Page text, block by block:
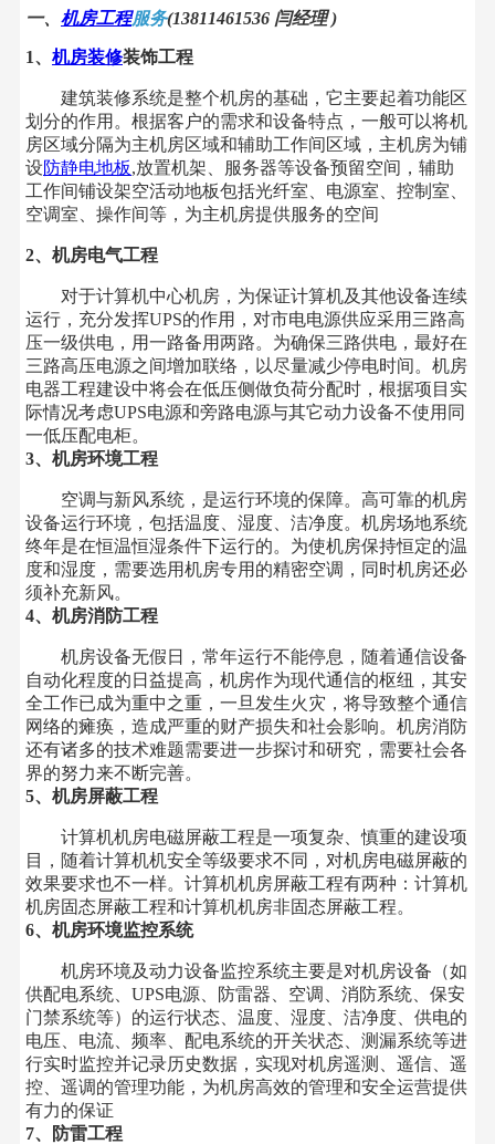
一、 机房工程服务(13811461536 闫经理 )
1、 机房装修装饰工程
建筑装修系统是整个机房的基础，它主要起着功能区
划分的作用。根据客户的需求和设备特点，一般可以将机
房区域分隔为主机房区域和辅助工作间区域，主机房为铺
设防静电地板,放置机架、服务器等设备预留空间，辅助
工作间铺设架空活动地板包括光纤室、电源室、控制室、
空调室、操作间等，为主机房提供服务的空间
2、机房电气工程
对于计算机中心机房，为保证计算机及其他设备连续
运行，充分发挥UPS的作用，对市电电源供应采用三路高
压一级供电，用一路备用两路。为确保三路供电，最好在
三路高压电源之间增加联络，以尽量减少停电时间。机房
电器工程建设中将会在低压侧做负荷分配时，根据项目实
际情况考虑UPS电源和旁路电源与其它动力设备不使用同
一低压配电柜。
3、机房环境工程
空调与新风系统，是运行环境的保障。高可靠的机房
设备运行环境，包括温度、湿度、洁净度。机房场地系统
终年是在恒温恒湿条件下运行的。为使机房保持恒定的温
度和湿度，需要选用机房专用的精密空调，同时机房还必
须补充新风。
4、机房消防工程
机房设备无假日，常年运行不能停息，随着通信设备
自动化程度的日益提高，机房作为现代通信的枢纽，其安
全工作已成为重中之重，一旦发生火灾，将导致整个通信
网络的瘫痪，造成严重的财产损失和社会影响。机房消防
还有诸多的技术难题需要进一步探讨和研究，需要社会各
界的努力来不断完善。
5、机房屏蔽工程
计算机机房电磁屏蔽工程是一项复杂、慎重的建设项
目，随着计算机机安全等级要求不同，对机房电磁屏蔽的
效果要求也不一样。计算机机房屏蔽工程有两种：计算机
机房固态屏蔽工程和计算机机房非固态屏蔽工程。
6、机房环境监控系统
机房环境及动力设备监控系统主要是对机房设备（如
供配电系统、UPS电源、防雷器、空调、消防系统、保安
门禁系统等）的运行状态、温度、湿度、洁净度、供电的
电压、电流、频率、配电系统的开关状态、测漏系统等进
行实时监控并记录历史数据，实现对机房遥测、遥信、遥
控、遥调的管理功能，为机房高效的管理和安全运营提供
有力的保证
7、防雷工程